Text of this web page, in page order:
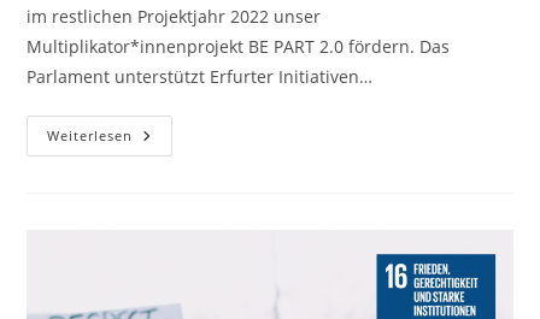
im restlichen Projektjahr 2022 unser
Multiplikator*innenprojekt BE PART 2.0 fördern. Das
Parlament unterstützt Erfurter Initiativen…
Weiterlesen Neuer
Partner: